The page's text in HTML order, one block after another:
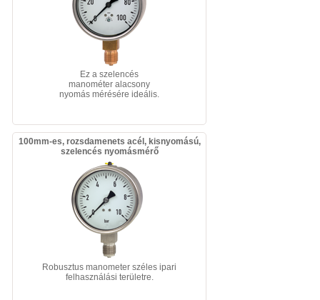
Ez a szelencés
manométer alacsony
nyomás mérésére ideális.
100mm-es, rozsdamenets acél, kisnyomású,
szelencés nyomásmérő
Robusztus manometer széles ipari
felhasználási területre.